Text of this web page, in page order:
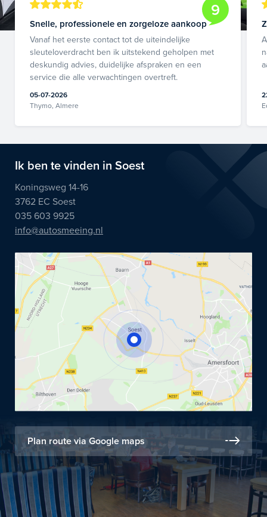
9
Snelle, professionele en zorgeloze aankoop
Vanaf het eerste contact tot de uiteindelijke
sleuteloverdracht ben ik uitstekend geholpen met
deskundig advies, duidelijke afspraken en een
service die alle verwachtingen overtreft.
05-07-2026
Thymo, Almere
Ik ben te vinden in Soest
Koningsweg 14-16
3762 EC Soest
035 603 9925
info@autosmeeing.nl
Plan route via Google maps